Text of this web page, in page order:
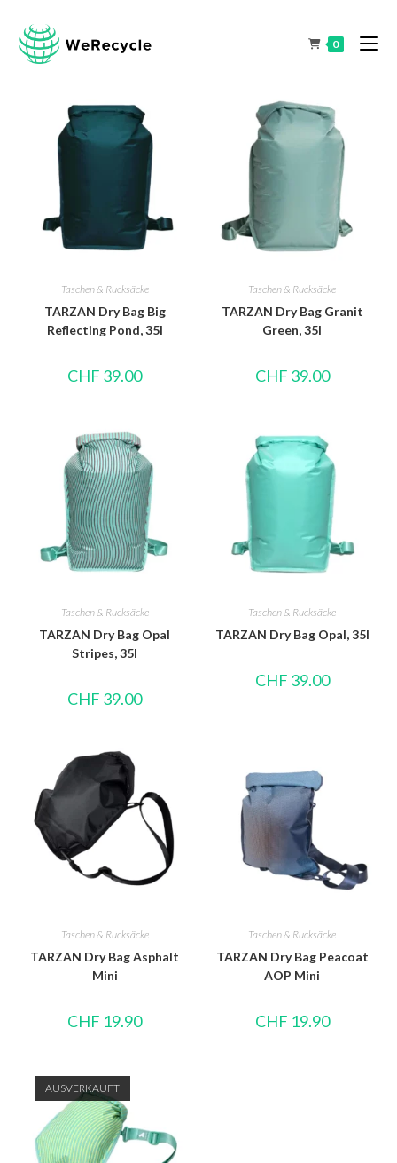
0
Taschen & Rucksäcke
TARZAN Dry Bag Big
Reflecting Pond, 35l
CHF 39.00
Taschen & Rucksäcke
TARZAN Dry Bag Granit
Green, 35l
CHF 39.00
Taschen & Rucksäcke
TARZAN Dry Bag Opal
Stripes, 35l
CHF 39.00
Taschen & Rucksäcke
TARZAN Dry Bag Opal, 35l
CHF 39.00
Taschen & Rucksäcke
TARZAN Dry Bag Asphalt
Mini
CHF 19.90
Taschen & Rucksäcke
TARZAN Dry Bag Peacoat
AOP Mini
CHF 19.90
AUSVERKAUFT